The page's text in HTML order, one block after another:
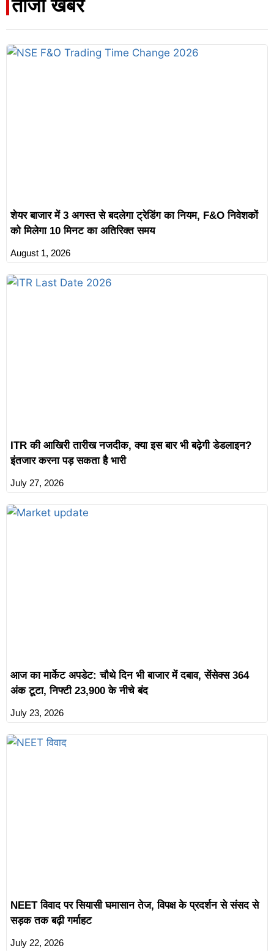
ताजा खबर
शेयर बाजार में 3 अगस्त से बदलेगा ट्रेडिंग का नियम, F&O निवेशकों
को मिलेगा 10 मिनट का अतिरिक्त समय
August 1, 2026
ITR की आखिरी तारीख नजदीक, क्या इस बार भी बढ़ेगी डेडलाइन?
इंतजार करना पड़ सकता है भारी
July 27, 2026
आज का मार्केट अपडेट: चौथे दिन भी बाजार में दबाव, सेंसेक्स 364
अंक टूटा, निफ्टी 23,900 के नीचे बंद
July 23, 2026
NEET विवाद पर सियासी घमासान तेज, विपक्ष के प्रदर्शन से संसद से
सड़क तक बढ़ी गर्माहट
July 22, 2026